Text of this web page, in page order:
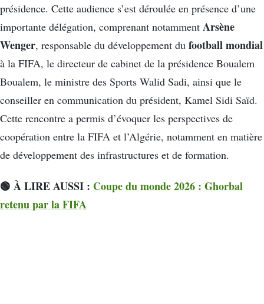
présidence. Cette audience s’est déroulée en présence d’une
importante délégation, comprenant notamment Arsène
Wenger, responsable du développement du football mondial
à la FIFA, le directeur de cabinet de la présidence Boualem
Boualem, le ministre des Sports Walid Sadi, ainsi que le
conseiller en communication du président, Kamel Sidi Saïd.
Cette rencontre a permis d’évoquer les perspectives de
coopération entre la FIFA et l’Algérie, notamment en matière
de développement des infrastructures et de formation.
🟢 À LIRE AUSSI : Coupe du monde 2026 : Ghorbal
retenu par la FIFA